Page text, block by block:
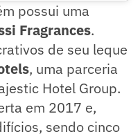
possui uma
Fragrances.
de seu leque
, uma parceria
Hotel Group.
em 2017 e,
sendo cinco